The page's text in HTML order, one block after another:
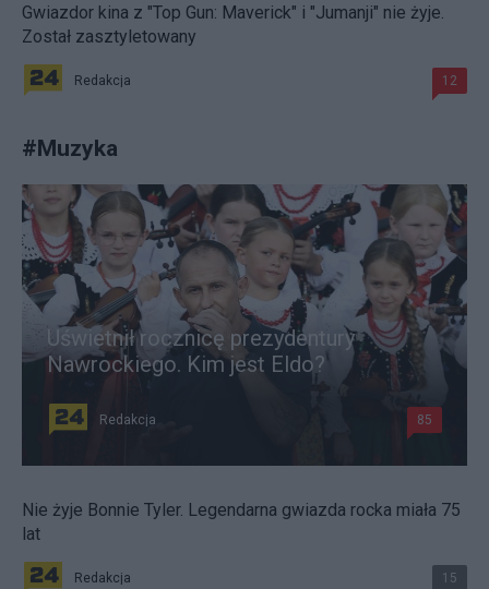
Gwiazdor kina z "Top Gun: Maverick" i "Jumanji" nie żyje.
Został zasztyletowany
Redakcja 12
#Muzyka
Uświetnił rocznicę prezydentury
Nawrockiego. Kim jest Eldo?
Redakcja 85
Nie żyje Bonnie Tyler. Legendarna gwiazda rocka miała 75
lat
Redakcja 15